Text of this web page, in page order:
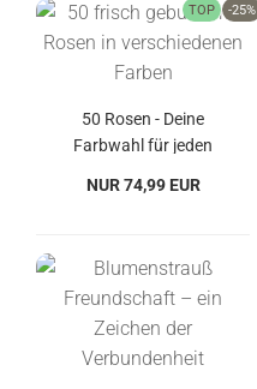
TOP -25%
50 Rosen - Deine
Farbwahl für jeden
NUR 74,99 EUR